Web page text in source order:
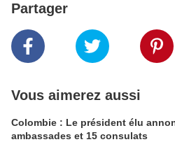
Partager
Vous aimerez aussi
Colombie : Le président élu
ambassades et 15 consulats